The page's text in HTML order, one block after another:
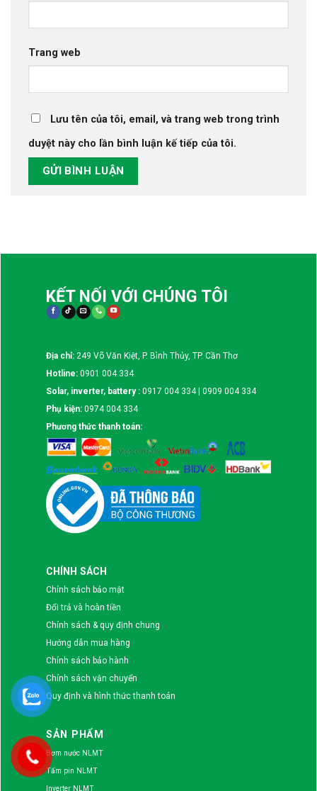
Trang web
Lưu tên của tôi, email, và trang web trong trình
duyệt này cho lần bình luận kế tiếp của tôi.
KẾT NỐI VỚI CHÚNG TÔI
Địa chỉ: 249 Võ Văn Kiệt, P. Bình Thủy, TP. Cần Thơ
Hotline: 0901 004 334
Solar, inverter, battery : 0917 004 334 | 0909 004 334
Phụ kiện: 0974 004 334
Phương thức thanh toán:
CHÍNH SÁCH
Chính sách bảo mật
Đổi trả và hoàn tiền
Chính sách & quy định chung
Hướng dẫn mua hàng
Chính sách bảo hành
Chính sách vận chuyển
Quy định và hình thức thanh toán
SẢN PHẨM
Bơm nước NLMT
Tấm pin NLMT
Inverter NLMT